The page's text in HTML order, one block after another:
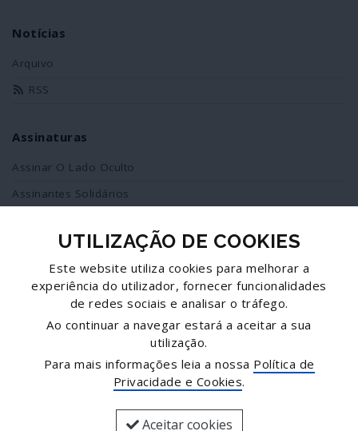
Notícias
Arquivo
RSS
Assinaturas
Assinar O Lado Oculto
Assinantes Solidários
Redes Sociais
Siga-nos no facebook
Twitter
UTILIZAÇÃO DE COOKIES
Este website utiliza cookies para melhorar a
experiência do utilizador, fornecer funcionalidades
de redes sociais e analisar o tráfego.
Ao continuar a navegar estará a aceitar a sua
utilização.
Para mais informações leia a nossa Política de
Privacidade e Cookies.
Aceitar cookies